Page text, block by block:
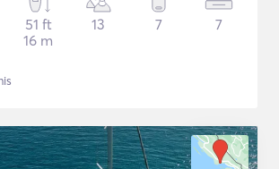
51 ft
16 m
13 7 7